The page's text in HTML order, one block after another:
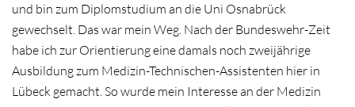
und bin zum Diplomstudium an die Uni Osnabrück
gewechselt. Das war mein Weg. Nach der Bundeswehr-Zeit
habe ich zur Orientierung eine damals noch zweijährige
Ausbildung zum Medizin-Technischen-Assistenten hier in
Lübeck gemacht. So wurde mein Interesse an der Medizin